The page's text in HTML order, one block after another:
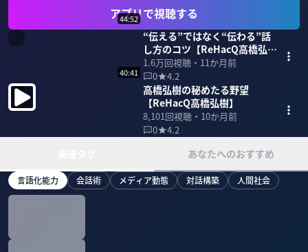
アプリで視聴する
44:52
“伝える”ではなく“伝わる”話
し方のコツ【ReHacQ高橋弘
樹】
1.6万回視聴・ 11か月前
0
4.2
40:41
高橋弘樹の秘めたる野望
【ReHacQ高橋弘樹】
8,101回視聴・ 10か月前
0
4.2
あなたへのおすすめ
言語化能力 会話術 メディア動態 対話構築 人間社会